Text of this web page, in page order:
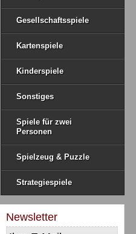
Gesellschaftsspiele
Kartenspiele
Kinderspiele
Sonstiges
Spiele für zwei
Personen
Spielzeug & Puzzle
Strategiespiele
Newsletter